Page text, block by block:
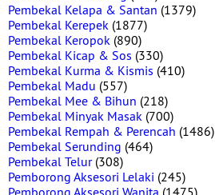
Pembekal Kelapa & Santan (1379)
Pembekal Kerepek (1877)
Pembekal Keropok (890)
Pembekal Kicap & Sos (330)
Pembekal Kurma & Kismis (410)
Pembekal Madu (557)
Pembekal Mee & Bihun (218)
Pembekal Minyak Masak (700)
Pembekal Rempah & Perencah (1486)
Pembekal Serunding (464)
Pembekal Telur(308)
Pemborong Aksesori Lelaki (245)
Pemborong Aksesori Wanita (1475)